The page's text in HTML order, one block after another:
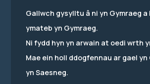
Gallwch gysylltu â ni yn Gymraeg a
ymateb yn Gymraeg.
Ni fydd hyn yn arwain at oedi wrth
Mae ein holl ddogfennau ar gael yn
yn Saesneg.